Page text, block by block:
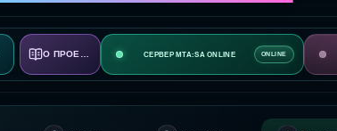
СЕРВЕР MTA:SA ONLINE ONLINE